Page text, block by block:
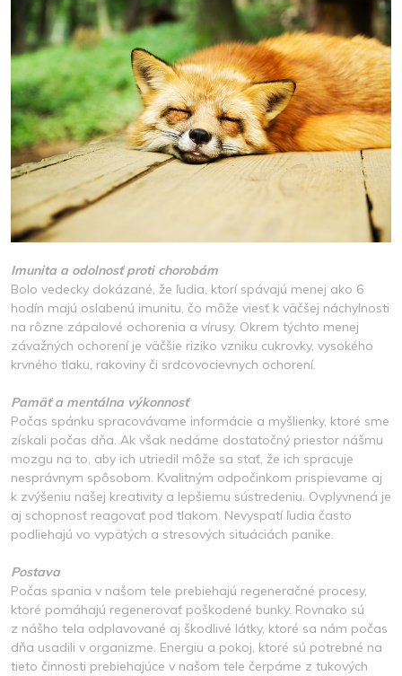
Imunita a odolnosť proti chorobám
Bolo vedecky dokázané, že ľudia, ktorí spávajú menej ako 6
hodín majú oslabenú imunitu, čo môže viesť k väčšej náchylnosti
na rôzne zápalové ochorenia a vírusy. Okrem týchto menej
závažných ochorení je väčšie riziko vzniku cukrovky, vysokého
krvného tlaku, rakoviny či srdcovocievnych ochorení.
Pamäť a mentálna výkonnosť
Počas spánku spracovávame informácie a myšlienky, ktoré sme
získali počas dňa. Ak však nedáme dostatočný priestor nášmu
mozgu na to, aby ich utriedil môže sa stať, že ich spracuje
nesprávnym spôsobom. Kvalitným odpočinkom prispievame aj
k zvýšeniu našej kreativity a lepšiemu sústredeniu. Ovplyvnená je
aj schopnosť reagovať pod tlakom. Nevyspatí ľudia často
podliehajú vo vypätých a stresových situáciách panike.
Postava
Počas spania v našom tele prebiehajú regeneračné procesy,
ktoré pomáhajú regenerovať poškodené bunky. Rovnako sú
z nášho tela odplavované aj škodlivé látky, ktoré sa nám počas
dňa usadili v organizme. Energiu a pokoj, ktoré sú potrebné na
tieto činnosti prebiehajúce v našom tele čerpáme z tukových